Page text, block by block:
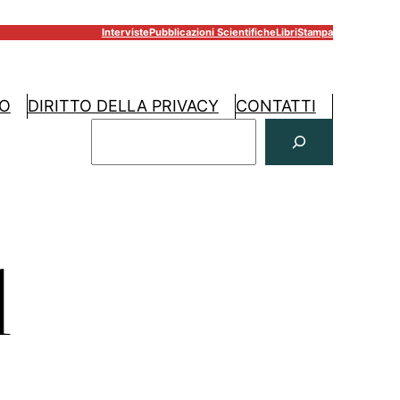
IntervistePubblicazioni ScientificheLibriStampa
DIRITTO DELLA PRIVACY
CONTATTI